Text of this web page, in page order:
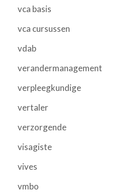
vca basis
vca cursussen
vdab
verandermanagement
verpleegkundige
vertaler
verzorgende
visagiste
vives
vmbo